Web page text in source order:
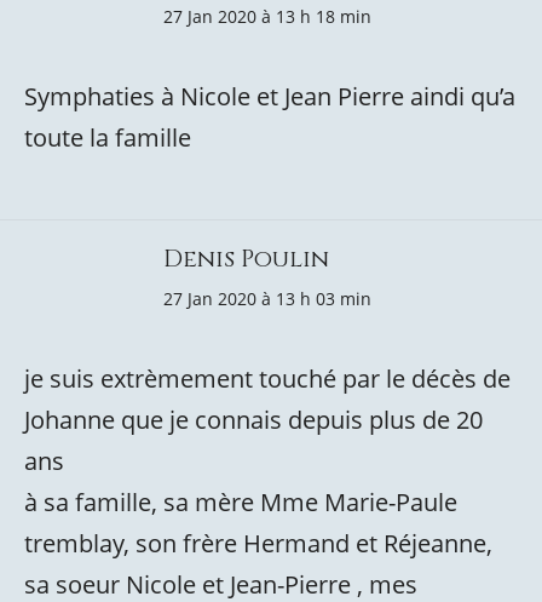
27 Jan 2020 à 13 h 18 min
Symphaties à Nicole et Jean Pierre aindi qu’a
toute la famille
Denis Poulin
27 Jan 2020 à 13 h 03 min
je suis extrèmement touché par le décès de
Johanne que je connais depuis plus de 20
ans
à sa famille, sa mère Mme Marie-Paule
tremblay, son frère Hermand et Réjeanne,
sa soeur Nicole et Jean-Pierre , mes